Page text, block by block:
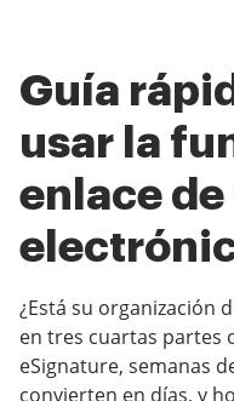
Guía
usar la
enlace
¿Está su organización
en tres cuartas partes
eSignature, semanas
convierten en días, y